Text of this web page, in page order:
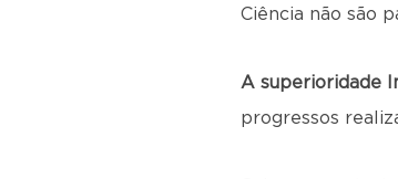
Ciência não são
A superioridade
progressos